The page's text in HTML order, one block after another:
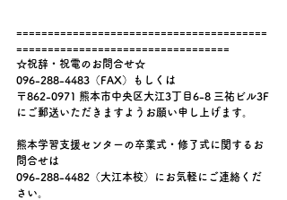
========================================
==================================
☆祝辞・祝電のお問合せ☆
096-288-4483（FAX）もしくは
〒862-0971 熊本市中央区大江3丁目6-8 三祐ビル3F
にご郵送いただきますようお願い申し上げます。
熊本学習支援センターの卒業式・修了式に関するお
問合せは
096-288-4482（大江本校）にお気軽にご連絡くだ
さい。